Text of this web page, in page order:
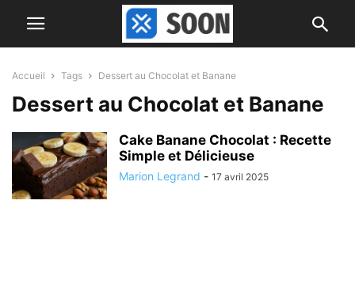
Accueil Tags Dessert au Chocolat et Banane
Dessert au Chocolat et Banane
Cake Banane Chocolat : Recette
Simple et Délicieuse
Marion Legrand - 17 avril 2025